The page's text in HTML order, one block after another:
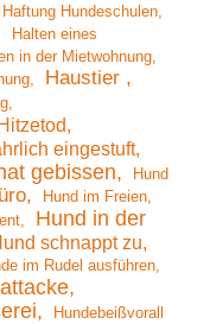
Haftung Hundeschulen
Halten eines
in der Mietwohnung
Haustier
eingestuft
gebissen
Hund
Hund im Freien
Hund in der
schnappt zu
im Rudel ausführen
Hundebeißvorall